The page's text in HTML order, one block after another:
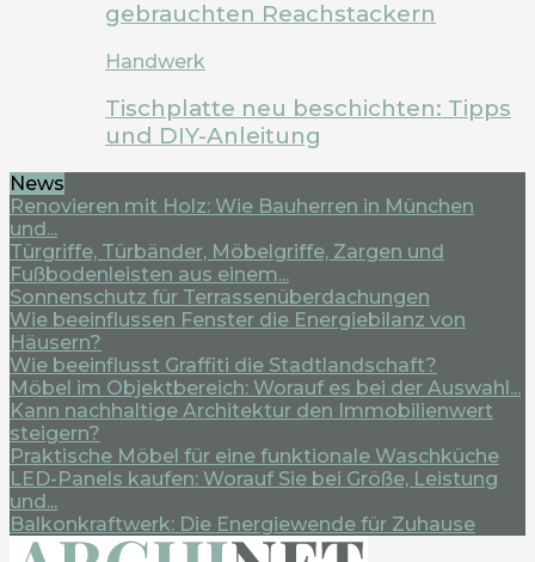
gebrauchten Reachstackern
Handwerk
Tischplatte neu beschichten: Tipps
und DIY-Anleitung
News
Renovieren mit Holz: Wie Bauherren in München
und...
Türgriffe, Türbänder, Möbelgriffe, Zargen und
Fußbodenleisten aus einem...
Sonnenschutz für Terrassenüberdachungen
Wie beeinflussen Fenster die Energiebilanz von
Häusern?
Wie beeinflusst Graffiti die Stadtlandschaft?
Möbel im Objektbereich: Worauf es bei der Auswahl...
Kann nachhaltige Architektur den Immobilienwert
steigern?
Praktische Möbel für eine funktionale Waschküche
LED-Panels kaufen: Worauf Sie bei Größe, Leistung
und...
Balkonkraftwerk: Die Energiewende für Zuhause